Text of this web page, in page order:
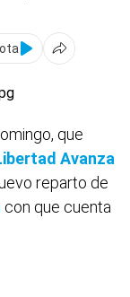
que
Avanza
reparto de
con que cuenta